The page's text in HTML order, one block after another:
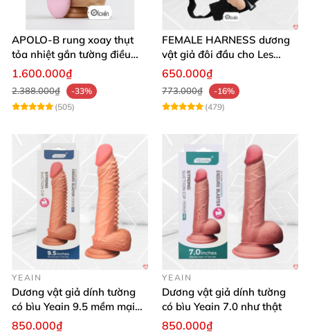
APOLO-B rung xoay thụt
tỏa nhiệt gắn tường điều
khiển từ xa đa chế độ
1.600.000₫
2.388.000₫
-33%
(505)
FEMALE HARNESS dương
vật giả đôi đầu cho Les
massage cực sướng
650.000₫
773.000₫
-16%
(479)
YEAIN
Dương vật giả dính tường
có bìu Yeain 9.5 mềm mại
thật
850.000₫
YEAIN
Dương vật giả dính tường
có bìu Yeain 7.0 như thật
850.000₫